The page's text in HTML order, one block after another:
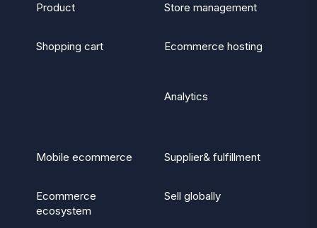
Product Store management
Shopping cart Ecommerce hosting
Analytics
Mobile ecommerce Supplier& fulfillment
Ecommerce
ecosystem
Sell globally